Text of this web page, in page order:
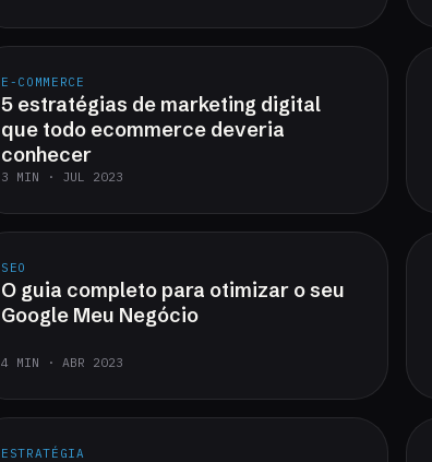
E-COMMERCE
5 estratégias de marketing digital
que todo ecommerce deveria
conhecer
3 MIN · JUL 2023
SEO
O guia completo para otimizar o seu
Google Meu Negócio
4 MIN · ABR 2023
ESTRATÉGIA